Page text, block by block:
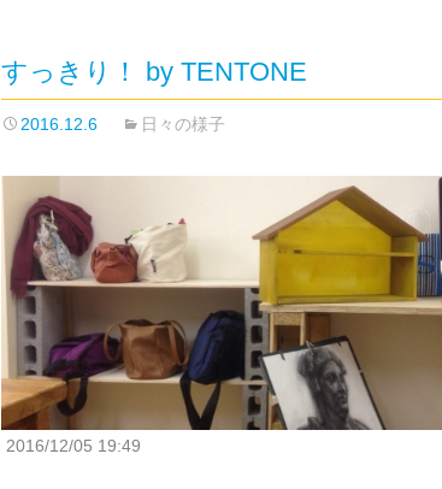
すっきり！ by TENTONE
2016.12.6 日々の様子
2016/12/05 19:49